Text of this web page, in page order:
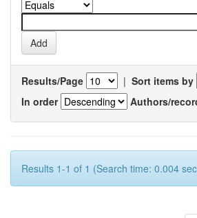
Results/Page | Sort items by
In order
Authors/
Results 1-1 of 1 (Search time: 0.004